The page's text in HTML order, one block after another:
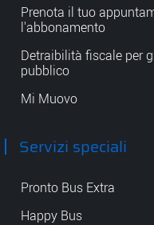
Prenota il tuo
l'abbonamento
Detraibilità fiscale per
pubblico
Mi Muovo
Servizi speciali
Pronto Bus Extra
Happy Bus